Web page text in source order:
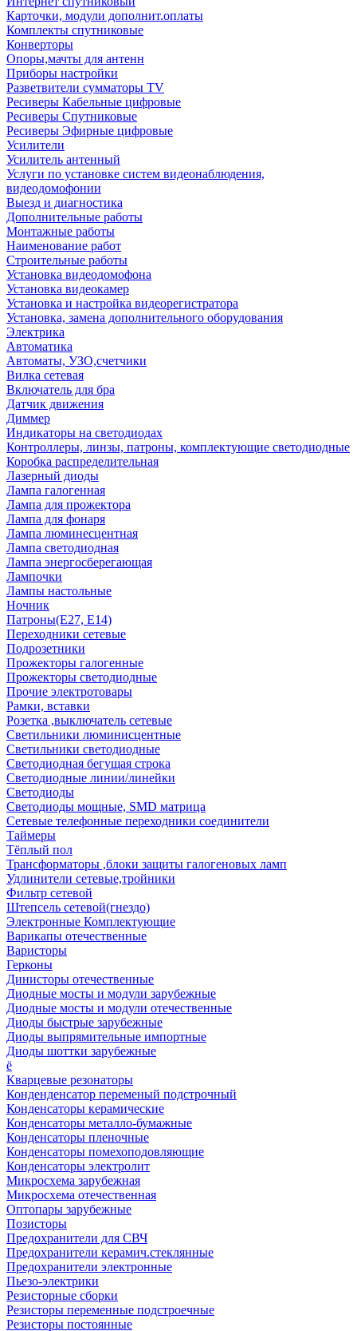
Карточки, модули дополнит.оплаты
Комплекты спутниковые
Конверторы
Опоры,мачты для антенн
Приборы настройки
Разветвители сумматоры TV
Ресиверы Кабельные цифровые
Ресиверы Спутниковые
Ресиверы Эфирные цифровые
Усилители
Усилитель антенный
Услуги по установке систем видеонаблюдения,
видеодомофонии
Выезд и диагностика
Дополнительные работы
Монтажные работы
Наименование работ
Строительные работы
Установка видеодомофона
Установка видеокамер
Установка и настройка видеорегистратора
Установка, замена дополнительного оборудования
Электрика
Автоматика
Автоматы, УЗО,счетчики
Вилка сетевая
Включатель для бра
Датчик движения
Диммер
Индикаторы на светодиодах
Контроллеры, линзы, патроны, комплектующие светодиодные
Коробка распределительная
Лазерный диоды
Лампа галогенная
Лампа для прожектора
Лампа для фонаря
Лампа люминесцентная
Лампа светодиодная
Лампа энергосберегающая
Лампочки
Лампы настольные
Ночник
Патроны(Е27, Е14)
Переходники сетевые
Подрозетники
Прожекторы галогенные
Прожекторы светодиодные
Прочие электротовары
Рамки, вставки
Розетка ,выключатель сетевые
Светильники люминисцентные
Светильники светодиодные
Светодиодная бегущая строка
Светодиодные линии/линейки
Светодиоды
Светодиоды мощные, SMD матрица
Сетевые телефонные переходники соединители
Таймеры
Тёплый пол
Трансформаторы ,блоки защиты галогеновых ламп
Удлинители сетевые,тройники
Фильтр сетевой
Штепсель сетевой(гнездо)
Электронные Комплектующие
Варикапы отечественные
Варисторы
Герконы
Динисторы отечественные
Диодные мосты и модули зарубежные
Диодные мосты и модули отечественные
Диоды быстрые зарубежные
Диоды выпрямительные импортные
Диоды шоттки зарубежные
ё
Кварцевые резонаторы
Конденденсатор переменый подстрочный
Конденсаторы керамические
Конденсаторы металло-бумажные
Конденсаторы пленочные
Конденсаторы помехоподовляющие
Конденсаторы электролит
Микросхема зарубежная
Микросхема отечественная
Оптопары зарубежные
Позисторы
Предохранители для СВЧ
Предохранители керамич.стеклянные
Предохранители электронные
Пьезо-электрики
Резисторные сборки
Резисторы переменные подстроечные
Резисторы постоянные